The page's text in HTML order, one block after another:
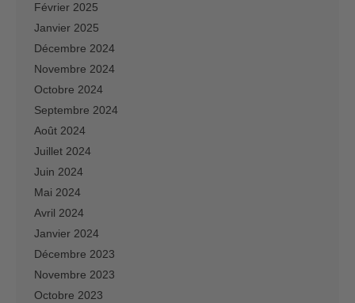
Février 2025
Janvier 2025
Décembre 2024
Novembre 2024
Octobre 2024
Septembre 2024
Août 2024
Juillet 2024
Juin 2024
Mai 2024
Avril 2024
Janvier 2024
Décembre 2023
Novembre 2023
Octobre 2023